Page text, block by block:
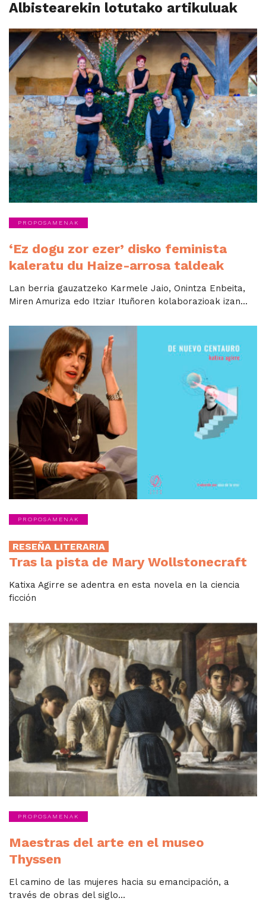
Albistearekin lotutako artikuluak
PROPOSAMENAK
‘Ez dogu zor ezer’ disko feminista
kaleratu du Haize-arrosa taldeak
Lan berria gauzatzeko Karmele Jaio, Onintza Enbeita,
Miren Amuriza edo Itziar Ituñoren kolaborazioak izan...
PROPOSAMENAK
RESEÑA LITERARIA
Tras la pista de Mary Wollstonecraft
Katixa Agirre se adentra en esta novela en la ciencia
ficción
PROPOSAMENAK
Maestras del arte en el museo
Thyssen
El camino de las mujeres hacia su emancipación, a
través de obras del siglo...